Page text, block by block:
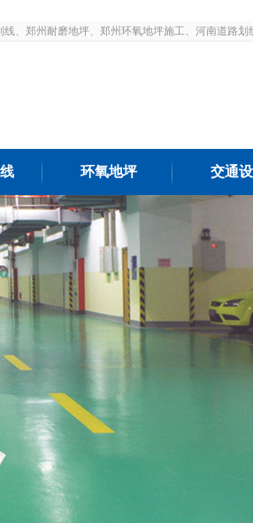
、郑州耐磨地坪、郑州环氧地坪施工、河南道路划
环氧地坪 交通